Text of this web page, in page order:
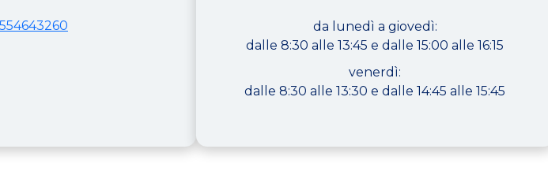
da lunedì a giovedì:
dalle 8:30 alle 13:45 e dalle 15:00 alle 16:15
venerdì:
dalle 8:30 alle 13:30 e dalle 14:45 alle 15:45